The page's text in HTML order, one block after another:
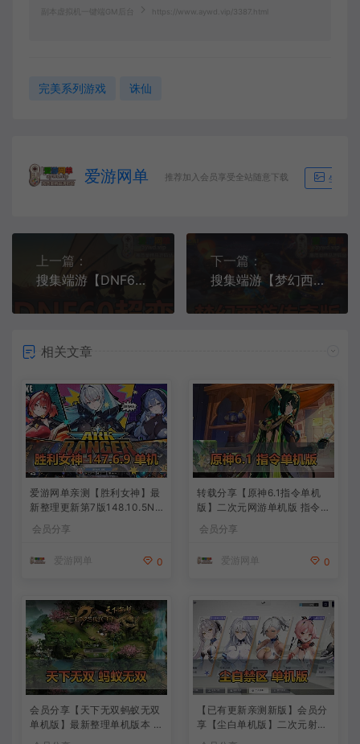
副本虚拟机一键端GM后台 https://www.aywd.vip/3387.html
完美系列游戏 诛仙
爱游网单 推荐加入会员享受全站随意下载 生成海
上一篇：
搜集端游【DNF60级超变版】添加超多地图低级深渊高难度具挑战虚拟机一键端视频教学GM后台
下一篇：
搜集端游【梦幻西游传奇版】5职业专属打造特技装备图纸GM网单
相关文章
爱游网单亲测【胜利女神】最
新整理更新第7版148.10.5NI
KKE胜利女神妮姬单机版方舟
活动148版本官服GM可无限
频安装教学
会员分享
爱游网单 0
转载分享【原神6.1指令单机
版】二次元网游单机版 指令模
拟端 登录 战斗 地图 魔物 背
包 抽卡 商店 MOD 未亲测图
会员分享
爱游网单 0
会员分享【天下无双蚂蚁无双
单机版】最新整理单机版本 带
【已有更新亲测新版】会员分
享【尘白单机版】二次元射击